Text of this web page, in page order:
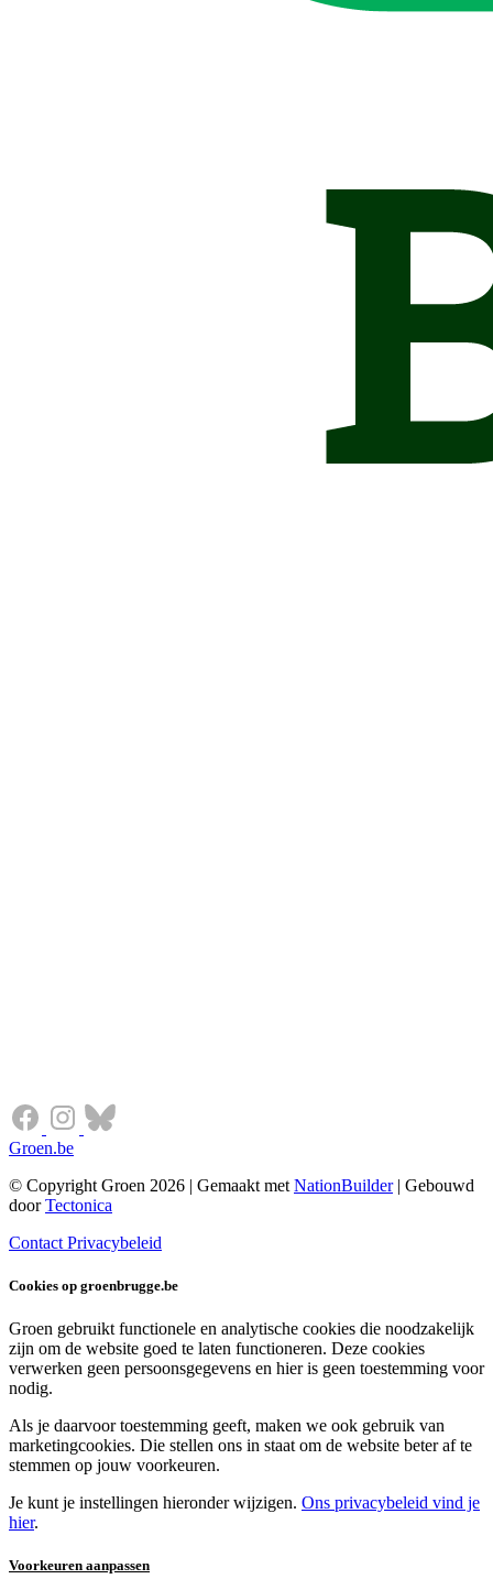
Groen.be
© Copyright Groen 2026 | Gemaakt met NationBuilder| Gebouwd
doorTectonica
Contact Privacybeleid
Cookies op groenbrugge.be
Groen gebruikt functionele en analytische cookies die noodzakelijk
zijn om de website goed te laten functioneren. Deze cookies
verwerken geen persoonsgegevens en hier is geen toestemming voor
nodig.
Als je daarvoor toestemming geeft, maken we ook gebruik van
marketingcookies. Die stellen ons in staat om de website beter af te
stemmen op jouw voorkeuren.
Je kunt je instellingen hieronder wijzigen. Ons privacybeleid vind je
hier.
Voorkeuren aanpassen